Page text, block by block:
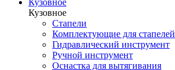
Кузовное
Кузовное
Стапели
Комплектующие для стапелей
Гидравлический инструмент
Ручной инструмент
Оснастка для вытягивания